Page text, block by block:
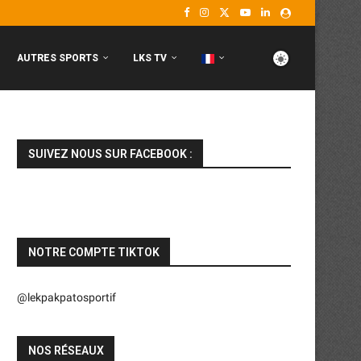
AUTRES SPORTS LKS TV
SUIVEZ NOUS SUR FACEBOOK :
NOTRE COMPTE TIKTOK
@lekpakpatosportif
NOS RÉSEAUX